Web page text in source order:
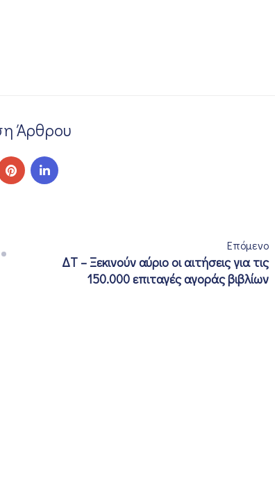
Άρθρου
Επόμενο
ΔΤ – Ξεκινούν αύριο οι αιτήσεις για τις
150.000 επιταγές αγοράς βιβλίων